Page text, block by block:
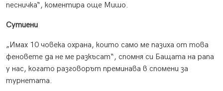
песничка“, коментира още Мишо.
Сутиени
„Имах 10 човека охрана, които само ме пазиха от това
феновете да не ме разкъсат“, спомня си Бащата на рапа
у нас, когато разговорът преминава в спомени за
турнетата.